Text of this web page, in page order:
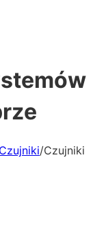
Czujniki/Czujniki